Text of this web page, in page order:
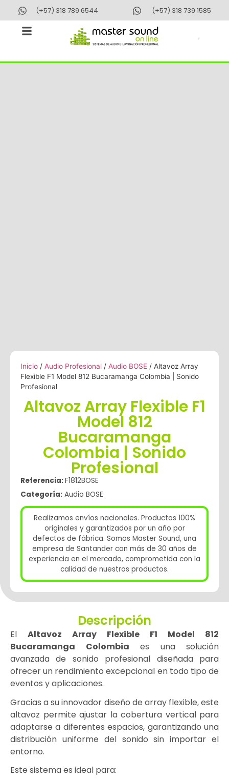
contenido
(+57) 318 789 6544 (+57) 318 739 1585
Inicio / Audio Profesional / Audio BOSE / Altavoz Array
Flexible F1 Model 812 Bucaramanga Colombia | Sonido
Profesional
Altavoz Array Flexible F1
Model 812
Bucaramanga
Colombia | Sonido
Profesional
Referencia:F1812BOSE
Categoría: Audio BOSE
Realizamos envíos nacionales. Productos 100%
originales y garantizados por un año por
defectos de fábrica. Somos Master Sound, una
empresa de Santander con más de 30 años de
experiencia en el mercado, comprometida con la
calidad de nuestros productos.
Descripción
El Altavoz Array Flexible F1 Model 812
Bucaramanga Colombia es una solución
avanzada de sonido profesional diseñada para
ofrecer un rendimiento excepcional en todo tipo de
eventos y aplicaciones.
Gracias a su innovador diseño de array flexible, este
altavoz permite ajustar la cobertura vertical para
adaptarse a diferentes espacios, garantizando una
distribución uniforme del sonido sin importar el
entorno.
Este sistema es ideal para: